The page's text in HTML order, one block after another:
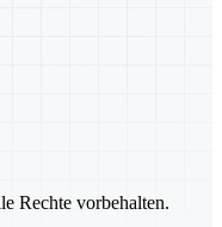
Rechte vorbehalten.